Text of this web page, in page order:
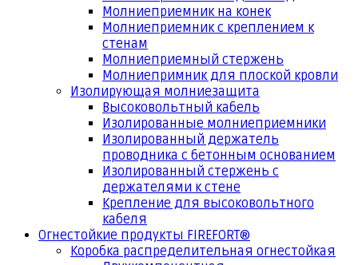
Молниеприемник на конек
Молниеприемник с креплением к
стенам
Молниеприемный стержень
Молниепримник для плоской кровли
Изолирующая молниезащита
Высоковольтный кабель
Изолированные молниеприемники
Изолированный держатель
проводника с бетонным основанием
Изолированный стержень с
держателями к стене
Крепление для высоковольтного
кабеля
Огнестойкие продукты FIREFORT®
Коробка распределительная огнестойкая